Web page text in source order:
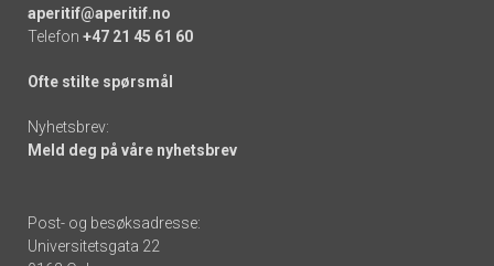
aperitif@aperitif.no
Telefon +47 21 45 61 60
Ofte stilte spørsmål
Nyhetsbrev:
Meld deg på våre nyhetsbrev
Post- og besøksadresse:
Universitetsgata 22